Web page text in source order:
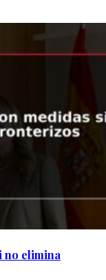
no elimina